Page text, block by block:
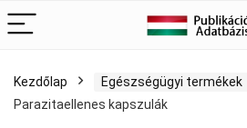
Kezdőlap Egészségügyi termékek
Parazitaellenes kapszulák